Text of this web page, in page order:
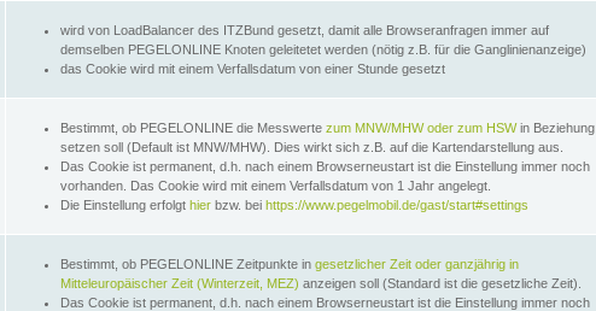
wird von LoadBalancer des ITZBund gesetzt, damit alle Browseranfragen immer auf
demselben PEGELONLINE Knoten geleitetet werden (nötig z.B. für die Ganglinienanzeige)
das Cookie wird mit einem Verfallsdatum von einer Stunde gesetzt
Bestimmt, ob PEGELONLINE die Messwerte zum MNW/MHW oder zum HSWin Beziehung
setzen soll (Default ist MNW/MHW). Dies wirkt sich z.B. auf die Kartendarstellung aus.
Das Cookie ist permanent, d.h. nach einem Browserneustart ist die Einstellung immer noch
vorhanden. Das Cookie wird mit einem Verfallsdatum von 1 Jahr angelegt.
Die Einstellung erfolgt hier bzw. bei https://www.pegelmobil.de/gast/start#settings
Bestimmt, ob PEGELONLINE Zeitpunkte in gesetzlicher Zeit oder ganzjährig in
Mitteleuropäischer Zeit (Winterzeit, MEZ) anzeigen soll (Standard ist die gesetzliche Zeit).
Das Cookie ist permanent, d.h. nach einem Browserneustart ist die Einstellung immer noch